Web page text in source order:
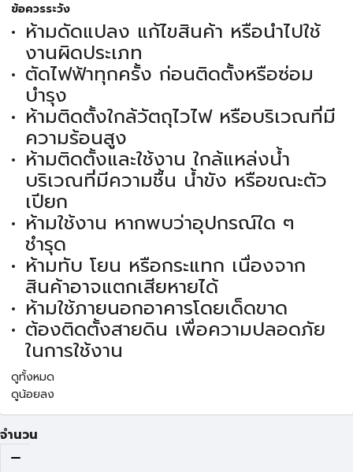
ข้อควรระวัง
ห้ามดัดแปลง แก้ไขสินค้า หรือนำไปใช้
งานผิดประเภท
ตัดไฟฟ้าทุกครั้ง ก่อนติดตั้งหรือซ่อม
บำรุง
ห้ามติดตั้งใกล้วัตถุไวไฟ หรือบริเวณที่มี
ความร้อนสูง
ห้ามติดตั้งและใช้งาน ใกล้แหล่งน้ำ
บริเวณที่มีความชื้น น้ำขัง หรือขณะตัว
เปียก
ห้ามใช้งาน หากพบว่าอุปกรณ์ใด ๆ
ชำรุด
ห้ามทับ โยน หรือกระแทก เนื่องจาก
สินค้าอาจแตกเสียหายได้
ห้ามใช้ภายนอกอาคารโดยเด็ดขาด
ต้องติดตั้งสายดิน เพื่อความปลอดภัย
ในการใช้งาน
ดูทั้งหมด
ดูน้อยลง
จำนวน